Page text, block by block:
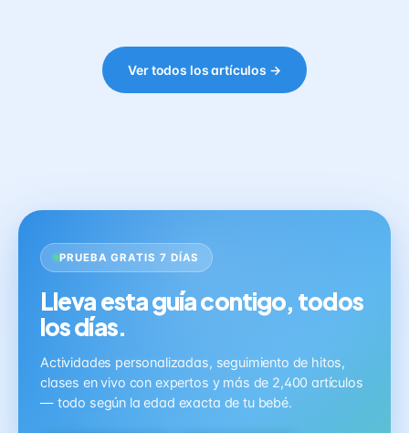
Ver todos los artículos →
PRUEBA GRATIS 7 DÍAS
Lleva esta guía contigo, todos
los días.
Actividades personalizadas, seguimiento de hitos,
clases en vivo con expertos y más de 2,400 artículos
— todo según la edad exacta de tu bebé.